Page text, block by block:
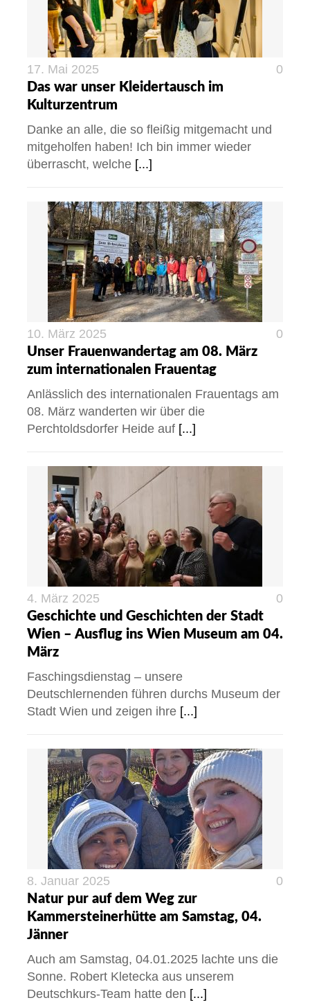
17. Mai 2025
0
Das war unser Kleidertausch im
Kulturzentrum
Danke an alle, die so fleißig mitgemacht und
mitgeholfen haben! Ich bin immer wieder
überrascht, welche [...]
10. März 2025
0
Unser Frauenwandertag am 08. März
zum internationalen Frauentag
Anlässlich des internationalen Frauentags am
08. März wanderten wir über die
Perchtoldsdorfer Heide auf [...]
4. März 2025
0
Geschichte und Geschichten der Stadt
Wien – Ausflug ins Wien Museum am 04.
März
Faschingsdienstag – unsere
Deutschlernenden führen durchs Museum der
Stadt Wien und zeigen ihre [...]
8. Januar 2025
0
Natur pur auf dem Weg zur
Kammersteinerhütte am Samstag, 04.
Jänner
Auch am Samstag, 04.01.2025 lachte uns die
Sonne. Robert Kletecka aus unserem
Deutschkurs-Team hatte den [...]